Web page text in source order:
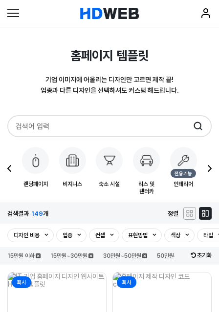
홈페이지 템플릿
기업 이미지에 어울리는 디자인만 고르면 제작 끝!
업종과 다른 디자인을 선택하셔도 커스텀 해드립니다.
랜딩페이지 비지니스 숙소 시설
리스 및
렌터카
전용기능
인테리어
검색결과 149개 정렬
디자인 비용 업종 컨셉 표현방법 색상 타입
15만원 이하 15만원~30만원 30만원~50만원 50만원~100만원초기화
회사 회사